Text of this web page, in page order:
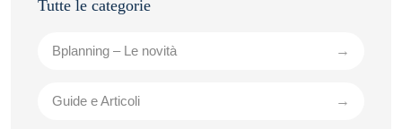
Bplanning – Le novità
Guide e Articoli